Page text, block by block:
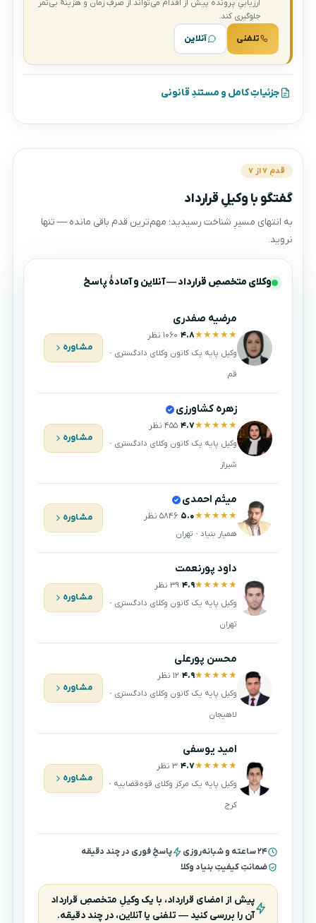
ارزیابیِ پرونده پیش از اقدام می‌تواند از صرفِ زمان و هزینهٔ بی‌ثمر
جلوگیری کند.
تلفنی آنلاین
جزئیاتِ کامل و مستندِ قانونی
قدمِ ۷ از ۷
گفتگو با وکیلِ قرارداد
به انتهای مسیرِ شناخت رسیدید؛ مهم‌ترین قدم باقی مانده — تنها
نروید.
وکلای متخصصِ قرارداد — آنلاین و آمادهٔ پاسخ
مرضیه صفدری
★★★★★ ۴.۸·۱۰۶۰ نظر
وکیل پایه یک کانون وکلای دادگستری ·
قم
مشاوره
زهره کشاورزی
★★★★★ ۴.۷·۴۵۵ نظر
وکیل پایه یک کانون وکلای دادگستری ·
شیراز
مشاوره
میثم احمدی
★★★★★ ۵.۰·۵۸۴۶ نظر
همیار بنیاد · تهران
مشاوره
داود پورنعمت
★★★★★ ۴.۹·۳۹ نظر
وکیل پایه یک کانون وکلای دادگستری ·
تهران
مشاوره
محسن پورعلی
★★★★★ ۴.۹·۱۲ نظر
وکیل پایه یک کانون وکلای دادگستری ·
لاهیجان
مشاوره
امید یوسفی
★★★★★ ۴.۷·۳ نظر
وکیل پایه یک مرکز وکلای قوه‌قضاییه ·
کرج
مشاوره
۲۴ ساعته و شبانه‌روزی
پاسخِ فوری در چند دقیقه
ضمانتِ کیفیتِ بنیاد وکلا
پیش از امضای قرارداد، با یک وکیلِ متخصصِ قرارداد
آن را بررسی کنید — تلفنی یا آنلاین، در چند دقیقه.